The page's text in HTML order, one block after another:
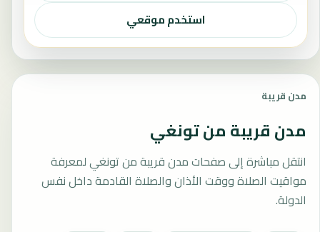
استخدم موقعي
مدن قريبة
مدن قريبة من تونغي
انتقل مباشرة إلى صفحات مدن قريبة من تونغي لمعرفة
مواقيت الصلاة ووقت الأذان والصلاة القادمة داخل نفس
الدولة.